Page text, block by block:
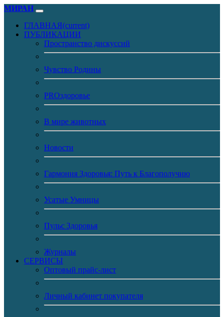
МИРАН
ГЛАВНАЯ(current)
ПУБЛИКАЦИИ
Пространство дискуссий
Чувство Родины
PROздоровье
В мире животных
Новости
Гармония Здоровья: Путь к Благополучию
Усатые Умницы
Пульс Здоровья
Журналы
CЕРВИСЫ
Оптовый прайс-лист
Личный кабинет покупателя